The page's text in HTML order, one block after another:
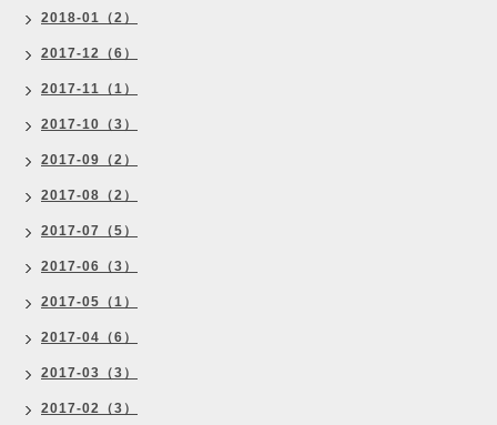
2018-01（2）
2017-12（6）
2017-11（1）
2017-10（3）
2017-09（2）
2017-08（2）
2017-07（5）
2017-06（3）
2017-05（1）
2017-04（6）
2017-03（3）
2017-02（3）